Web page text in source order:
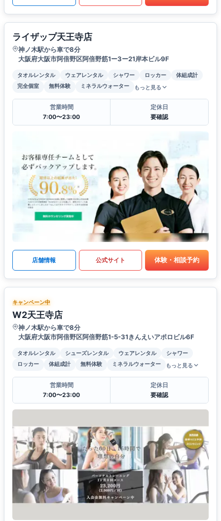
ライザップ天王寺店
神ノ木駅から車で8分
大阪府大阪市阿倍野区阿倍野筋1ー3ー21岸本ビル9F
タオルレンタル ウェアレンタル シャワー ロッカー
体組成計
完全個室
無料体験 ミネラルウォーター もっと見る
営業時間
7:00〜23:00
定休日
要確認
店舗情報 公式サイト 体験・相談予約
キャンペーン中
W2天王寺店
神ノ木駅から車で8分
大阪府大阪市阿倍野区阿倍野筋1-5-31きんえいアポロビル6F
タオルレンタル シューズレンタル ウェアレンタル
シャワー
ロッカー
体組成計 無料体験 ミネラルウォーター もっと見る
営業時間
7:00〜23:00
定休日
要確認